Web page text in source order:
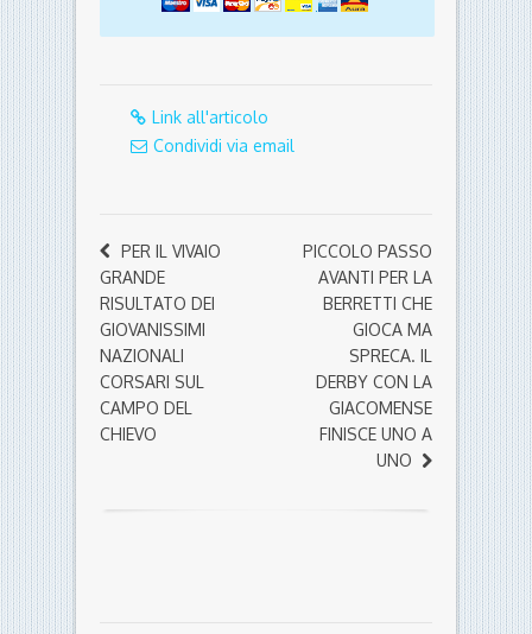
Link all'articolo
Condividi via email
PER IL VIVAIO
GRANDE
RISULTATO DEI
GIOVANISSIMI
NAZIONALI
CORSARI SUL
CAMPO DEL
CHIEVO
PICCOLO PASSO
AVANTI PER LA
BERRETTI CHE
GIOCA MA
SPRECA. IL
DERBY CON LA
GIACOMENSE
FINISCE UNO A
UNO